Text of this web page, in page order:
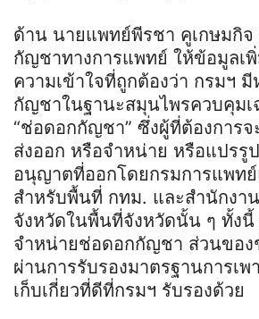
ด้าน นายแพทย์พีรชา คูเกษมกิจ
กัญชาทางการแพทย์ ให้ข้อมูลเพิ่
ความเข้าใจที่ถูกต้องว่า กรมฯ
กัญชาในฐานะสมุนไพรควบคุมเ
“ช่อดอกกัญชา” ซึ่งผู้ที่ต้องการ
ส่งออก หรือจำหน่าย หรือแปรรู
อนุญาตที่ออกโดยกรมการแพท
สำหรับพื้นที่ กทม. และสำนักงา
จังหวัดในพื้นที่จังหวัดนั้น ๆ ทั้ง
จำหน่ายช่อดอกกัญชา ส่วนขอ
ผ่านการรับรองมาตรฐานการเพ
เก็บเกี่ยวที่ดีที่กรมฯ รับรองด้วย